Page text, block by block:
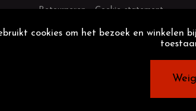
Retourneren Cookie statement
cookies om het bezoek en winkelen